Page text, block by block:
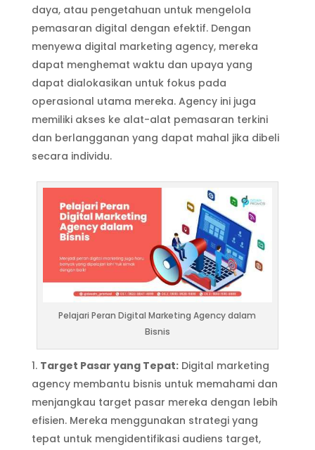
daya, atau pengetahuan untuk mengelola
pemasaran digital dengan efektif. Dengan
menyewa digital marketing agency, mereka
dapat menghemat waktu dan upaya yang
dapat dialokasikan untuk fokus pada
operasional utama mereka. Agency ini juga
memiliki akses ke alat-alat pemasaran terkini
dan berlangganan yang dapat mahal jika dibeli
secara individu.
Pelajari Peran Digital Marketing Agency dalam
Bisnis
Target Pasar yang Tepat:Digital marketing
agency membantu bisnis untuk memahami dan
menjangkau target pasar mereka dengan lebih
efisien. Mereka menggunakan strategi yang
tepat untuk mengidentifikasi audiens target,